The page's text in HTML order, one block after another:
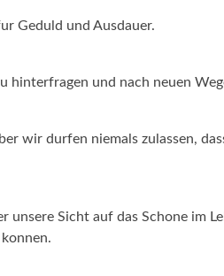
Geduld und Ausdauer.
hinterfragen und nach neuen
wir durfen niemals zulassen,
unsere Sicht auf das Schone im